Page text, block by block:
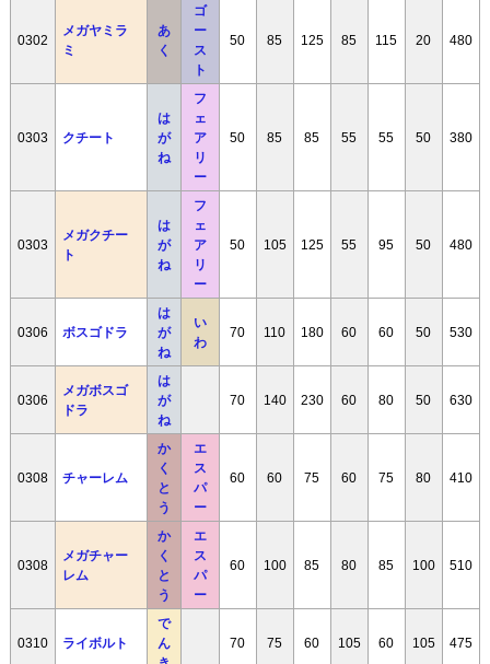
0302
メガヤミラ
ミ
あ
く
ゴ
ー
ス
ト
50 85 125 85 115 20 480
0303 クチート
は
が
ね
フ
ェ
ア
リ
ー
50 85 85 55 55 50 380
0303
メガクチー
ト
は
が
ね
フ
ェ
ア
リ
ー
50 105 125 55 95 50 480
0306 ボスゴドラ
は
が
ね
い
わ
70 110 180 60 60 50 530
0306
メガボスゴ
ドラ
は
が
ね
70 140 230 60 80 50 630
0308 チャーレム
か
く
と
う
エ
ス
パ
ー
60 60 75 60 75 80 410
0308
メガチャー
レム
か
く
と
う
エ
ス
パ
ー
60 100 85 80 85 100 510
0310 ライボルト
で
ん
70 75 60 105 60 105 475